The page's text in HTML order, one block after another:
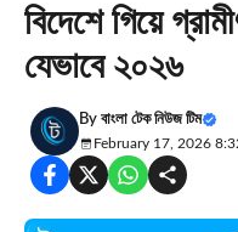
বিদেশে গিয়ে
যেভাবে ২০২৬
By বাংলা টেক নিউজ টিম
February 17, 2026